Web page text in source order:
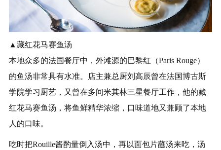
▲藏红花马赛鱼汤
本地众多的法国餐厅中，外滩源的巴黎红（Paris Rouge）
的鱼汤非常具有水准。店主兼总厨刘高辰曾在法国博古斯
学院学习厨艺，又曾在多间米其林三星餐厅工作，他的藏
红花马赛鱼汤，将鱼鲜精华浓缩，口味道地又兼顾了本地
人的口味。
吃时把Rouille酱酌量倒入汤中，再以面包片蘸汤来吃，汤